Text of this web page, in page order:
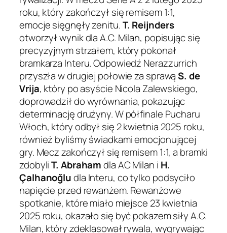
roku, który zakończył się remisem 1:1,
emocje sięgnęły zenitu.T. Reijnders
otworzył wynik dla A.C. Milan, popisując się
precyzyjnym strzałem, który pokonał
bramkarza Interu. Odpowiedź Nerazzurrich
przyszła w drugiej połowie za sprawąS. de
Vrija, który po asyście Nicola Zalewskiego,
doprowadził do wyrównania, pokazując
determinację drużyny. W półfinale Pucharu
Włoch, który odbył się 2 kwietnia 2025 roku,
również byliśmy świadkami emocjonującej
gry. Mecz zakończył się remisem 1:1, a bramki
zdobyliT. Abrahamdla AC Milan i H.
Çalhanoğludla Interu, co tylko podsyciło
napięcie przed rewanżem. Rewanżowe
spotkanie, które miało miejsce 23 kwietnia
2025 roku, okazało się być pokazem siły A.C.
Milan, który zdeklasował rywala, wygrywając